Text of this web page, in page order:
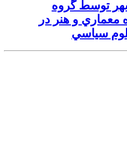
توسط گروه
و هنر در
سياسي